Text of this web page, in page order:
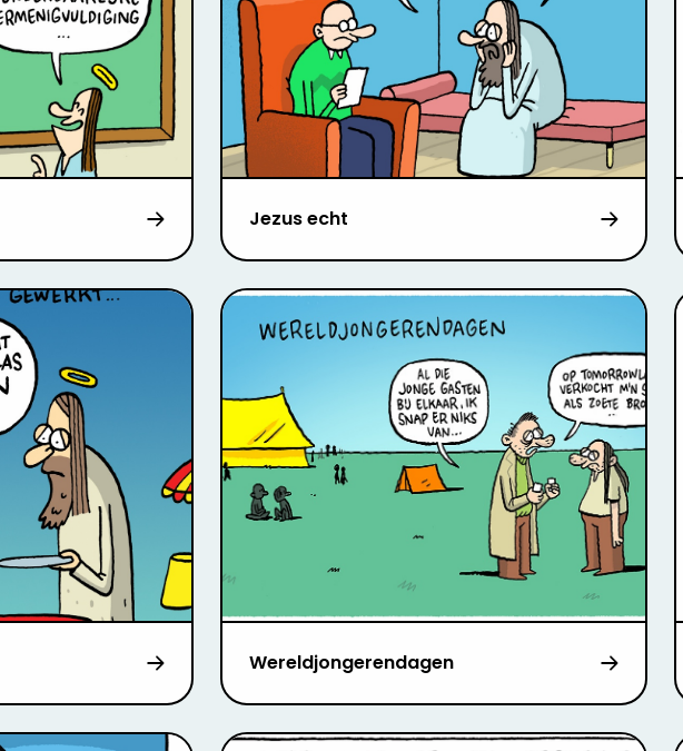
Jezus echt
Wereldjongerendagen